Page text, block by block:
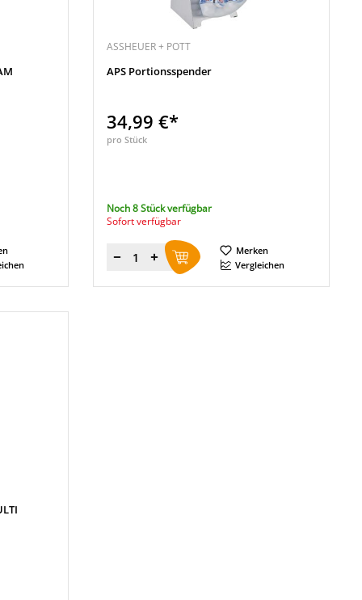
ASSHEUER + POTT
APS Portionsspender
34,99 €*
pro Stück
Noch 8 Stück verfügbar
Sofort verfügbar
Menge
Merken
Vergleichen